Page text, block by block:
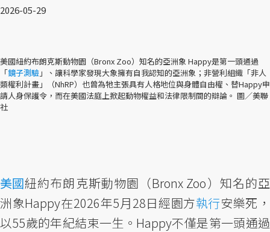
2026-05-29
美國紐約布朗克斯動物園（Bronx Zoo）知名的亞洲象 Happy是第一頭通過
「鏡子測驗 」、讓科學家發現大象擁有自我認知的亞洲象；非營利組織「非人
類權利計畫」（NhRP）也曾為牠主張具有人格地位與身體自由權、替Happy申
請人身保護令，而在美國法庭上掀起動物權益和法律限制間的辯論。 圖／美聯
社
美國紐約布朗克斯動物園（Bronx Zoo）知名的亞
洲象Happy在2026年5月28日經園方執行安樂死，
以55歲的年紀結束一生。Happy不僅是第一頭通過